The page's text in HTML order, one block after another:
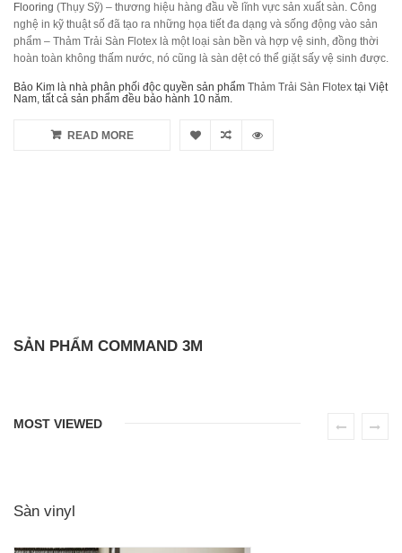
Flooring (Thụy Sỹ) – thương hiệu hàng đầu về lĩnh vực sản xuất sàn. Công
nghệ in kỹ thuật số đã tạo ra những họa tiết đa dạng và sống động vào sản
phẩm – Thảm Trải Sàn Flotex là một loại sàn bền và hợp vệ sinh, đồng thời
hoàn toàn không thấm nước, nó cũng là sàn dệt có thể giặt sấy vệ sinh được.
Bảo Kim là nhà phân phối độc quyền sản phẩm Thảm Trải Sàn Flotex tại Việt
Nam, tất cả sản phẩm đều bảo hành 10 năm.
READ MORE
SẢN PHẨM COMMAND 3M
MOST VIEWED
Sàn vinyl